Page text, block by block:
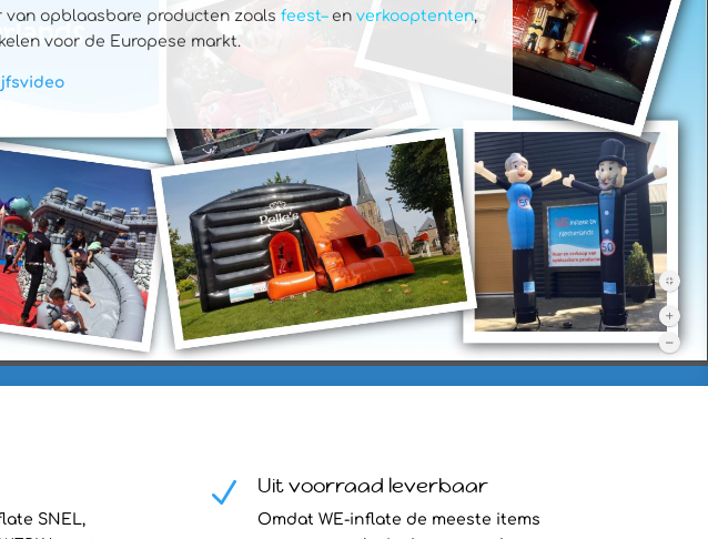
opblaasbare producten zoals feest–en verkooptenten,
voor de Europese markt.
SNEL,
N Uit voorraad leverbaar
Omdat WE-inflate de meeste items